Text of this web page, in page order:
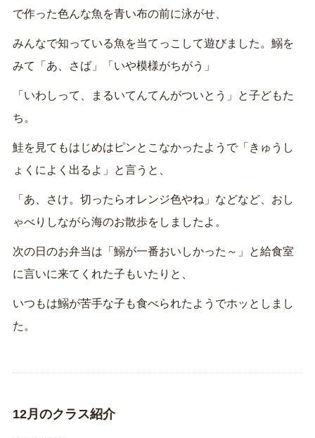
で作った色んな魚を青い布の前に泳がせ、
みんなで知っている魚を当てっこして遊びました。鰯を
みて「あ、さば」「いや模様がちがう」
「いわしって、まるいてんてんがついとう」と子どもた
ち。
鮭を見てもはじめはピンとこなかったようで「きゅうし
ょくによく出るよ」と言うと、
「あ、さけ。切ったらオレンジ色やね」などなど、おし
ゃべりしながら海のお散歩をしましたよ。
次の日のお弁当は「鰯が一番おいしかった～」と給食室
に言いに来てくれた子もいたりと、
いつもは鰯が苦手な子も食べられたようでホッとしまし
た。
12月のクラス紹介